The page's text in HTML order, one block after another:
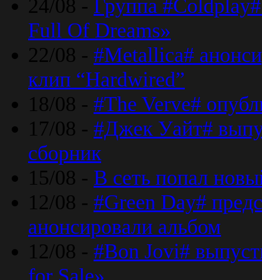
24/08 - Группа
Full Of Dreams»
22/08 - #Metallica#
клип “Hardwired”
18/08 - #The Verve#
17/08 - #Джек Уайт#
сборник
15/08 - В сеть попал
12/08 - #Green Day#
анонсировали альбом
12/08 - #Bon Jovi#